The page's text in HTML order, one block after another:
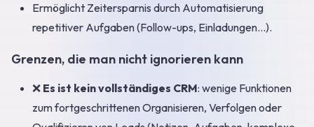
Ermöglicht Zeitersparnis durch Automatisierung
repetitiver Aufgaben (Follow-ups, Einladungen...).
Grenzen, die man nicht ignorieren kann
❌ Es ist kein vollständiges CRM: wenige Funktionen
zum fortgeschrittenen Organisieren, Verfolgen oder